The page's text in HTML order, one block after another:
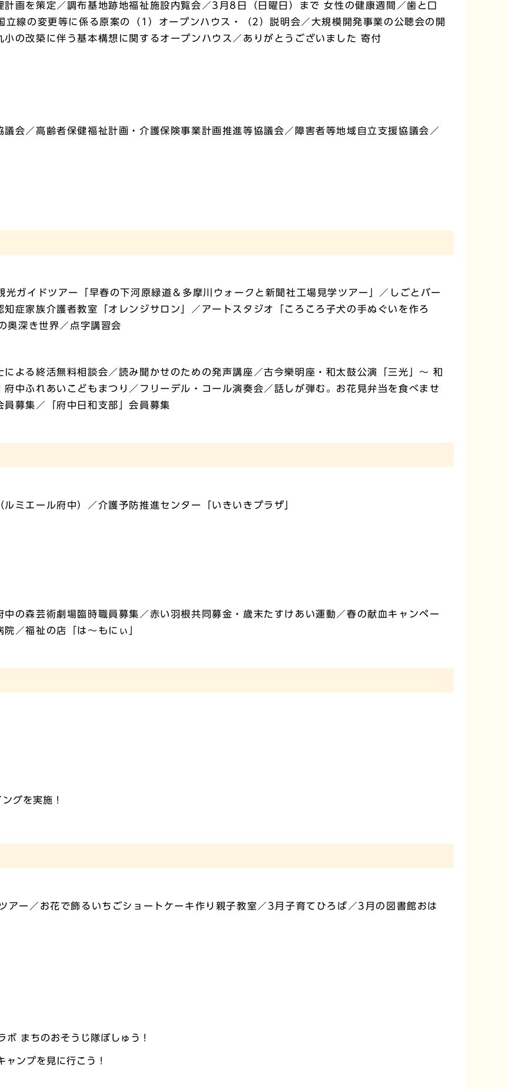
画を策定／調布基地跡地福祉施設内覧会／3月8日（日曜日）まで 女性の健康週間／歯と口
線の変更等に係る原案の（1）オープンハウス・（2）説明会／大規模開発事業の公聴会の開
の改築に伴う基本構想に関するオープンハウス／ありがとうございました 寄付
会／高齢者保健福祉計画・介護保険事業計画推進等協議会／障害者等地域自立支援協議会／
ガイドツアー「早春の下河原緑道＆多摩川ウォークと新聞社工場見学ツアー」／しごとバー
症家族介護者教室「オレンジサロン」／アートスタジオ「ころころ子犬の手ぬぐいを作ろ
奥深き世界／点字講習会
よる終活無料相談会／読み聞かせのための発声講座／古今樂明座・和太鼓公演「三光」～ 和
中ふれあいこどもまつり／フリーデル・コール演奏会／話しが弾む。お花見弁当を食べませ
募集／「府中日和支部」会員募集
ミエール府中）／介護予防推進センター「いきいきプラザ」
の森芸術劇場臨時職員募集／赤い羽根共同募金・歳末たすけあい運動／春の献血キャンペー
／福祉の店「は〜もにぃ」
グを実施！
アー／お花で飾るいちごショートケーキ作り親子教室／3月子育てひろば／3月の図書館おは
まちのおそうじ隊ぼしゅう！
ンプを見に行こう！